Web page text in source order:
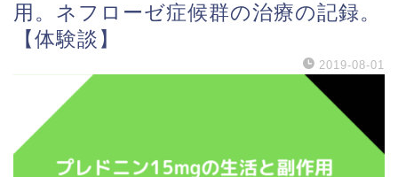
用。ネフローゼ症候群の治療の記録。
【体験談】
2019-08-01